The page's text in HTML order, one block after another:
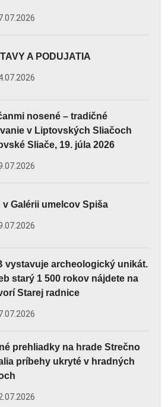
A PODUJATIA
nosené – tradičné
v Liptovských Sliačoch
Sliače, 19. júla 2026
v Galérii umelcov Spiša
vystavuje archeologický unikát.
starý 1 500 rokov nájdete na
Starej radnice
prehliadky na hrade Strečno
príbehy ukryté v hradných